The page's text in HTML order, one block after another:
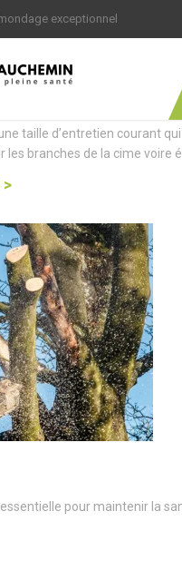
exceptionnel
Services
taille d’entretien courant
les branches de la cime voire
essentielle pour maintenir la